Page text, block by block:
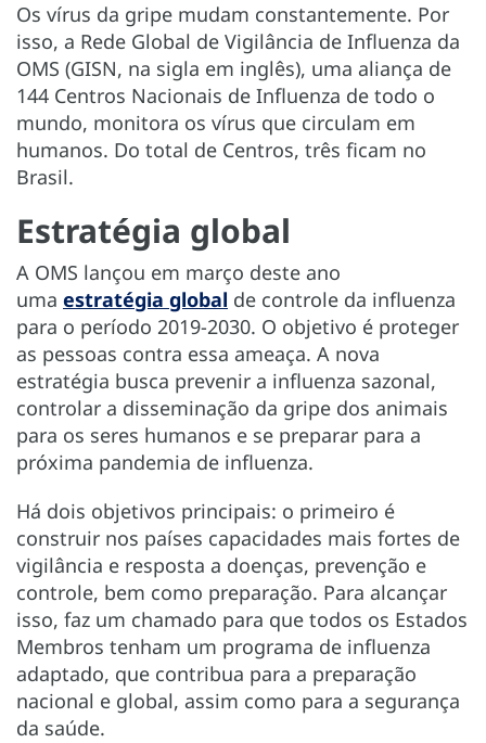
Os vírus da gripe mudam constantemente. Por
isso, a Rede Global de Vigilância de Influenza da
OMS (GISN, na sigla em inglês), uma aliança de
144 Centros Nacionais de Influenza de todo o
mundo, monitora os vírus que circulam em
humanos. Do total de Centros, três ficam no
Brasil.
Estratégia global
A OMS lançou em março deste ano
uma estratégia global de controle da influenza
para o período 2019-2030. O objetivo é proteger
as pessoas contra essa ameaça. A nova
estratégia busca prevenir a influenza sazonal,
controlar a disseminação da gripe dos animais
para os seres humanos e se preparar para a
próxima pandemia de influenza.
Há dois objetivos principais: o primeiro é
construir nos países capacidades mais fortes de
vigilância e resposta a doenças, prevenção e
controle, bem como preparação. Para alcançar
isso, faz um chamado para que todos os Estados
Membros tenham um programa de influenza
adaptado, que contribua para a preparação
nacional e global, assim como para a segurança
da saúde.